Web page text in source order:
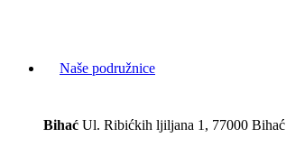
Naše podružnice
Bihać Ul. Ribićkih ljiljana 1, 77000 Bihać